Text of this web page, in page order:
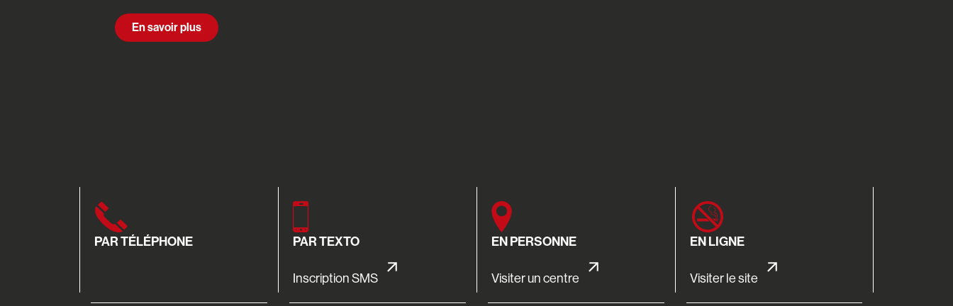
En savoir plus
PAR TÉLÉPHONE PAR TEXTO
Inscription SMS
EN PERSONNE
Visiter un centre
EN LIGNE
Visiter le site